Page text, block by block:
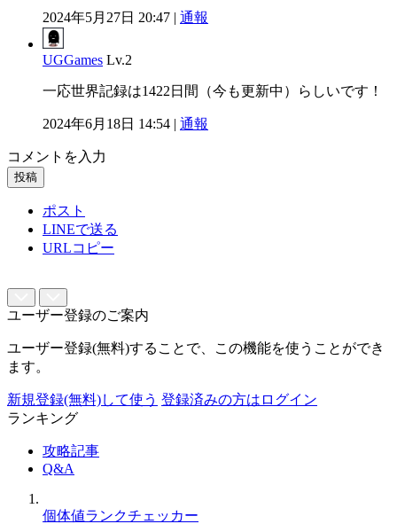
2024年5月27日 20:47 | 通報
UGGames Lv.2
一応世界記録は1422日間（今も更新中）らしいです！
2024年6月18日 14:54 | 通報
コメントを入力
投稿
ポスト
LINEで送る
URLコピー
ユーザー登録のご案内
ユーザー登録(無料)することで、この機能を使うことができ
ます。
新規登録(無料)して使う 登録済みの方はログイン
ランキング
攻略記事
Q&A
個体値ランクチェッカー